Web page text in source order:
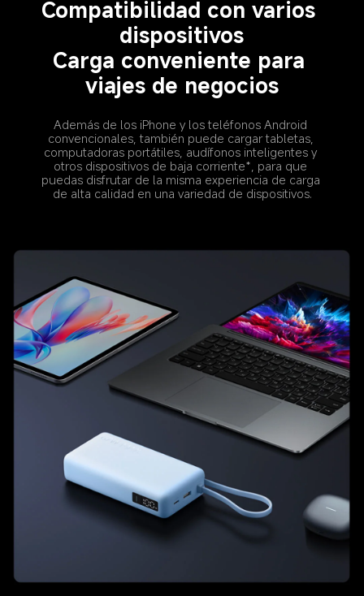
Compatibilidad con varios
dispositivos
Carga conveniente para
viajes de negocios
Además de los iPhone y los teléfonos Android
convencionales, también puede cargar tabletas,
computadoras portátiles, audífonos inteligentes y
otros dispositivos de baja corriente*, para que
puedas disfrutar de la misma experiencia de carga
de alta calidad en una variedad de dispositivos.